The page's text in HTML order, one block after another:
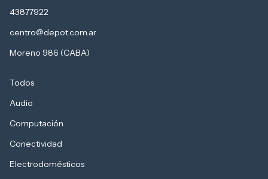
43877922
centro@depot.com.ar
Moreno 986 (CABA)
Todos
Audio
Computación
Conectividad
Electrodomésticos